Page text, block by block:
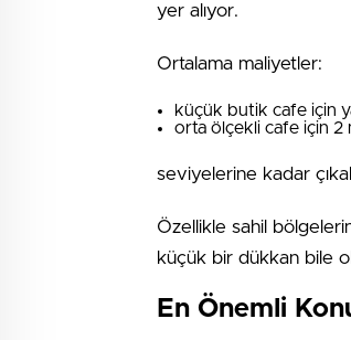
yer alıyor.
Ortalama maliyetler:
küçük butik cafe için
orta ölçekli cafe için 2
seviyelerine kadar
Özellikle sahil
küçük bir dükkan bile
En Önemli